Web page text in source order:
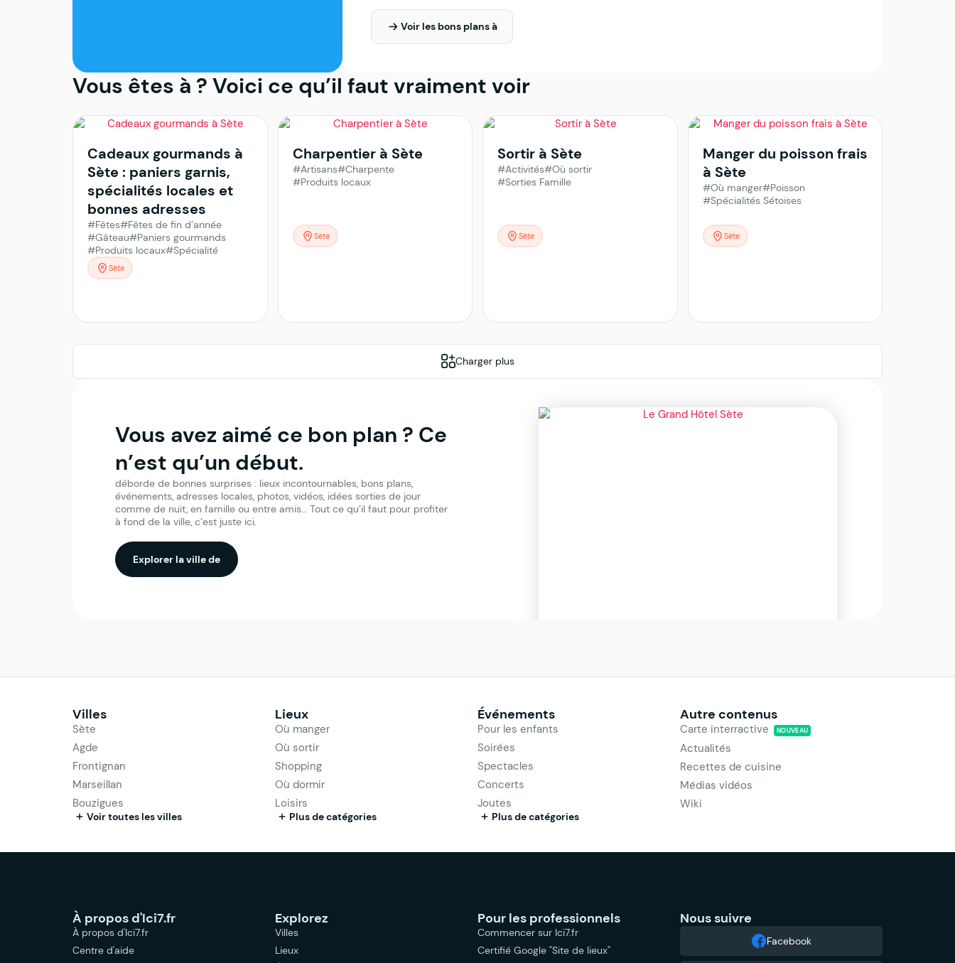
Voir les bons plans à
Vous êtes à ? Voici ce qu’il faut vraiment voir
Cadeaux gourmands à
Sète : paniers garnis,
spécialités locales et
bonnes adresses
#Fêtes#Fêtes de fin d’année
#Gâteau#Paniers gourmands
#Produits locaux#Spécialité
Sète
Charpentier à Sète
#Artisans#Charpente
#Produits locaux
Sète
Sortir à Sète
#Activités#Où sortir
#Sorties Famille
Sète
Manger du poisson frais
à Sète
#Où manger#Poisson
#Spécialités Sétoises
Sète
Charger plus
Vous avez aimé ce bon plan ? Ce
n’est qu’un début.
déborde de bonnes surprises : lieux incontournables, bons plans,
événements, adresses locales, photos, vidéos, idées sorties de jour
comme de nuit, en famille ou entre amis… Tout ce qu’il faut pour profiter
à fond de la ville, c’est juste ici.
Explorer la ville de
Villes
Sète
Agde
Frontignan
Marseillan
Bouzigues
Voir toutes les villes
Lieux
Où manger
Où sortir
Shopping
Où dormir
Loisirs
Plus de catégories
Événements
Pour les enfants
Soirées
Spectacles
Concerts
Joutes
Plus de catégories
Autre contenus
Carte interractive NOUVEAU
Actualités
Recettes de cuisine
Médias vidéos
Wiki
À propos d'Ici7.fr
À propos d'Ici7.fr
Centre d'aide
Explorez
Villes
Lieux
Pour les professionnels
Commencer sur Ici7.fr
Certifié Google "Site de lieux"
Nous suivre
Facebook